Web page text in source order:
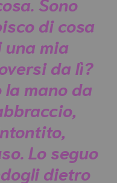
di cosa
una mia
da lì?
mano da
Lo seguo
dietro